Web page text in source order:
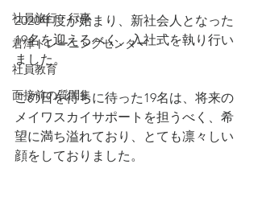
社員旅行・行事
君津トレーニングセンター
社員教育
面接前の質問集
2020年度が始まり、新社会人となった
19名を迎えるべく、入社式を執り行い
ました。
この日を待ちに待った19名は、将来の
メイワスカイサポートを担うべく、希
望に満ち溢れており、とても凛々しい
顔をしておりました。